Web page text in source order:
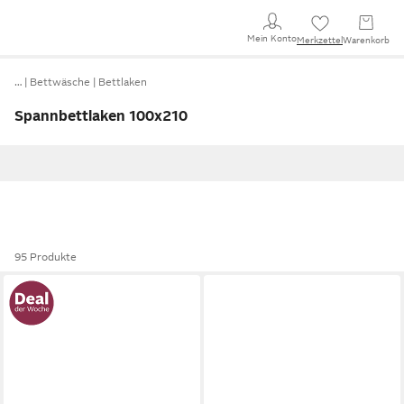
Mein KontoMerkzettel Warenkorb
… Bettwäsche Bettlaken
Spannbettlaken 100x210
95 Produkte